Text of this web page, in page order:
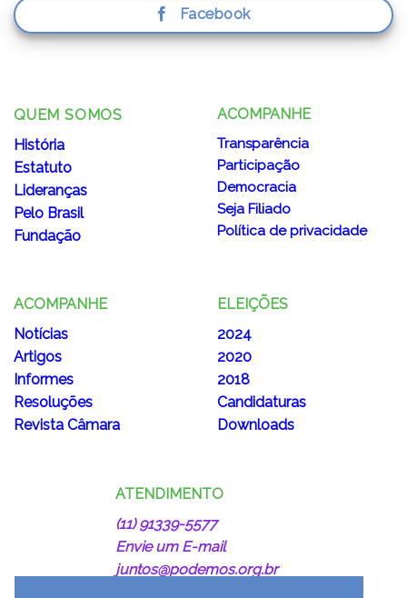
Facebook
QUEM SOMOS
História
Estatuto
Lideranças
Pelo Brasil
Fundação
ACOMPANHE
Transparência
Participação
Democracia
Seja Filiado
Política de privacidade
ACOMPANHE
Notícias
Artigos
Informes
Resoluções
Revista Câmara
ELEIÇÕES
2024
2020
2018
Candidaturas
Downloads
ATENDIMENTO
(11) 91339-5577
Envie um E-mail
juntos@podemos.org.br